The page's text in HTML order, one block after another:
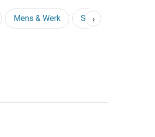
Mens & Werk Social
›